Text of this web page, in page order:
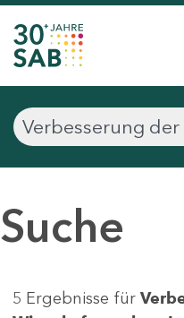
Suche
5 Ergebnisse für